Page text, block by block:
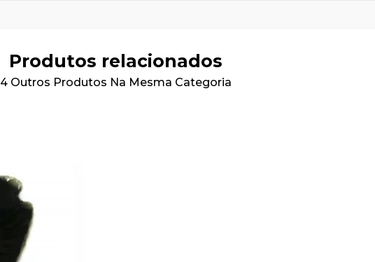
Produtos relacionados
4 Outros Produtos Na Mesma Categoria